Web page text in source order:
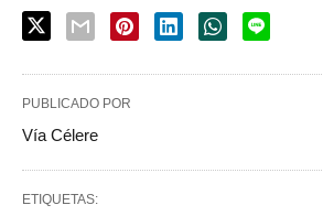
PUBLICADO POR
Vía Célere
ETIQUETAS: